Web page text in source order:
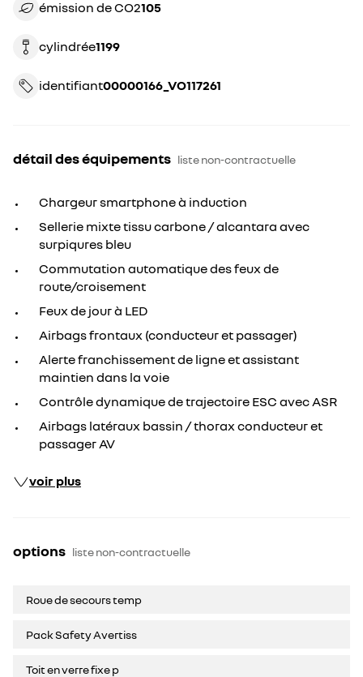
émission de CO2 105
cylindrée 1199
identifiant 00000166_VO117261
détail des équipements liste non-contractuelle
Chargeur smartphone à induction
Sellerie mixte tissu carbone / alcantara avec
surpiqures bleu
Commutation automatique des feux de
route/croisement
Feux de jour à LED
Airbags frontaux (conducteur et passager)
Alerte franchissement de ligne et assistant
maintien dans la voie
Contrôle dynamique de trajectoire ESC avec ASR
Airbags latéraux bassin / thorax conducteur et
passager AV
voir plus
options liste non-contractuelle
Roue de secours temp
Pack Safety Avertiss
Toit en verre fixe p